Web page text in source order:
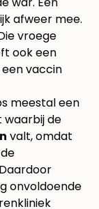
afweer mee.
vroege
ook een
vaccin
meestal een
waarbij de
valt, omdat
onvoldoende